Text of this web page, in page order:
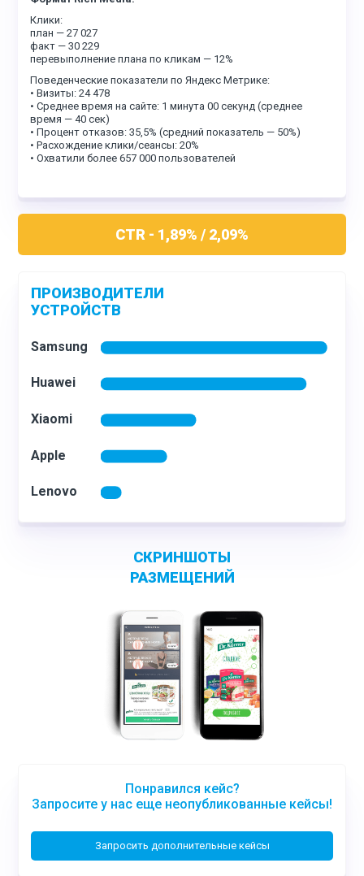
Клики:
план — 27 027
факт — 30 229
перевыполнение плана по кликам — 12%
Поведенческие показатели по Яндекс Метрике:
• Визиты: 24 478
• Среднее время на сайте: 1 минута 00 секунд (среднее
время — 40 сек)
• Процент отказов: 35,5% (средний показатель — 50%)
• Расхождение клики/сеансы: 20%
• Охватили более 657 000 пользователей
CTR - 1,89% / 2,09%
ПРОИЗВОДИТЕЛИ
УСТРОЙСТВ
СКРИНШОТЫ
РАЗМЕЩЕНИЙ
Понравился кейс?
Запросите у нас еще неопубликованные кейсы!
Запросить дополнительные кейсы